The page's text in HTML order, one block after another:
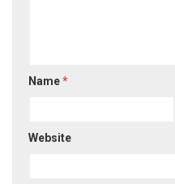
Name*
Website